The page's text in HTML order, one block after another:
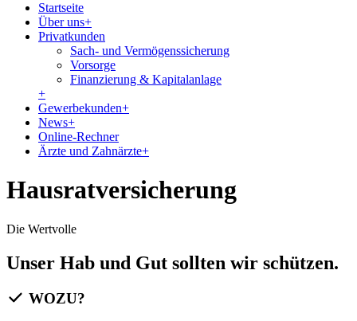
Startseite
Über uns+
Privatkunden
Sach- und Vermögenssicherung
Vorsorge
Finanzierung & Kapitalanlage
+
Gewerbekunden+
News+
Online-Rechner
Ärzte und Zahnärzte+
Hausratversicherung
Die Wertvolle
Unser Hab und Gut sollten wir schützen.
WOZU?